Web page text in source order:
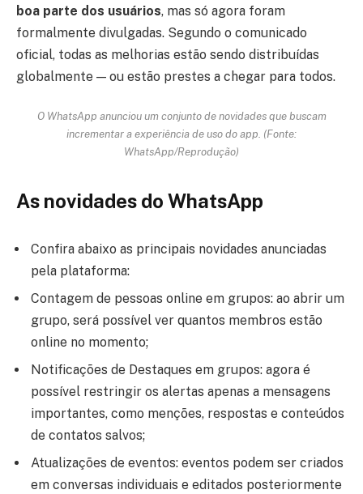
boa parte dos usuários, mas só agora foram
formalmente divulgadas. Segundo o comunicado
oficial, todas as melhorias estão sendo distribuídas
globalmente — ou estão prestes a chegar para todos.
O WhatsApp anunciou um conjunto de novidades que buscam
incrementar a experiência de uso do app. (Fonte:
WhatsApp/Reprodução)
As novidades do WhatsApp
Confira abaixo as principais novidades anunciadas
pela plataforma:
Contagem de pessoas online em grupos: ao abrir um
grupo, será possível ver quantos membros estão
online no momento;
Notificações de Destaques em grupos: agora é
possível restringir os alertas apenas a mensagens
importantes, como menções, respostas e conteúdos
de contatos salvos;
Atualizações de eventos: eventos podem ser criados
em conversas individuais e editados posteriormente